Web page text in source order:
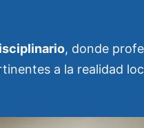
, donde
a la realidad